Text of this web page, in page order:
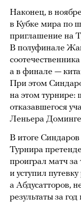
Наконец, в
в Кубке мира по
приглашение на
В полуфинале
а в финале —
При этом
на этом турнире:
отказавшегося
Леньера
В итоге
Турнира
проиграл матч за
и уступил
а Абдусатторов,
результаты за